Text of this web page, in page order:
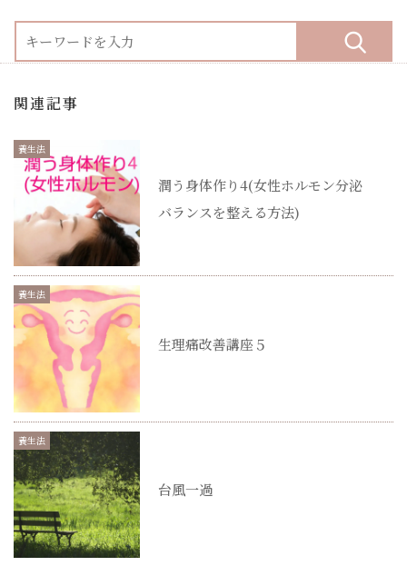
関連記事
養生法
潤う身体作り4(女性ホルモン分泌
バランスを整える方法)
養生法
生理痛改善講座５
養生法
台風一過